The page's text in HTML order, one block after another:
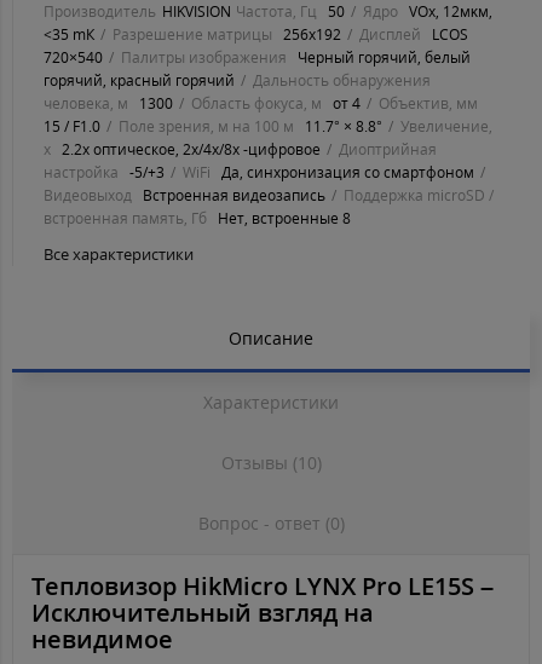
Производитель HIKVISION Частота, Гц 50 Ядро VOx, 12мĸм,
<35 mК
Разрешение матрицы 256x192 Дисплей
LСОЅ
720×540
Палитры изображения
Черный горячий, белый
горячий, красный горячий
Дальность обнаружения
человека, м
1300 Область фокуса, м от 4
Объектив, мм
15 / F1.0
Поле зрения, м на 100 м 11.7° × 8.8°
Увеличение,
х 2.2x оптическое, 2х/4х/8х -цифровое
Диоптрийная
настройка -5/+3 WiFi Да, синхронизация со смартфоном
Видеовыход Встроенная видеозапись
Поддержка microSD /
встроенная память, Гб
Нет, встроенные 8
Все характеристики
Описание
Характеристики
Отзывы (10)
Вопрос - ответ (0)
Тепловизор HikMicro LYNX Pro LE15S –
Исключительный взгляд на
невидимое